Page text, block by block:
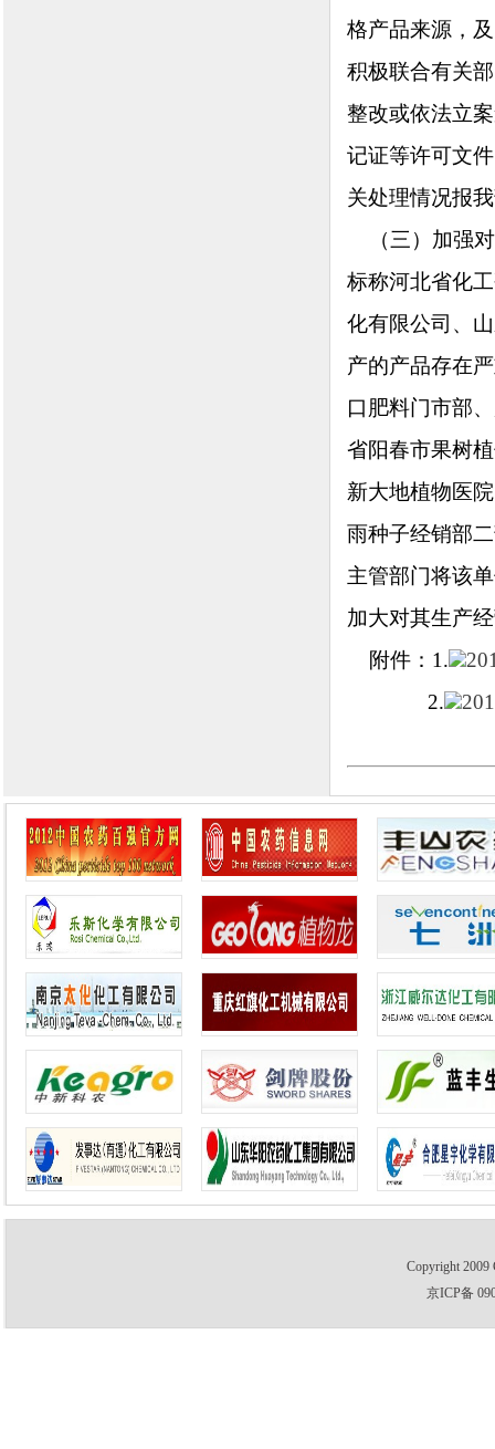
格产品来源，
积极联合有关
整改或依法立
记证等许可文
关处理情况报
（三）加强对
标称河北省化
化有限公司、
产的产品存在
口肥料门市部
省阳春市果树
新大地植物医
雨种子经销部
主管部门将该
加大对其生产
附件：1.
2.
Copyright 2009
京ICP备